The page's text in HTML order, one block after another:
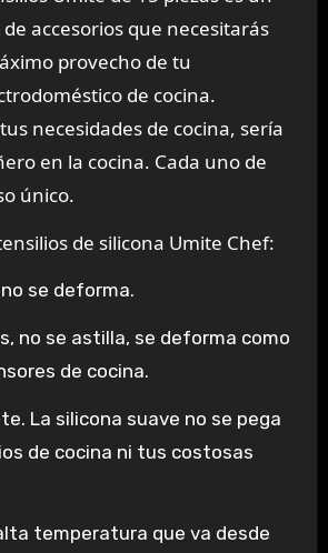
accesorios que necesitarás
provecho de tu
de cocina.
necesidades de cocina, sería
en la cocina. Cada uno de
único.
de silicona Umite Chef:
se deforma.
no se astilla, se deforma como
de cocina.
La silicona suave no se pega
de cocina ni tus costosas
temperatura que va desde